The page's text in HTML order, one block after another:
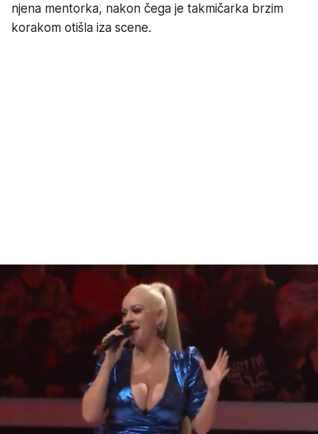
njena mentorka, nakon čega je takmičarka brzim
korakom otišla iza scene.